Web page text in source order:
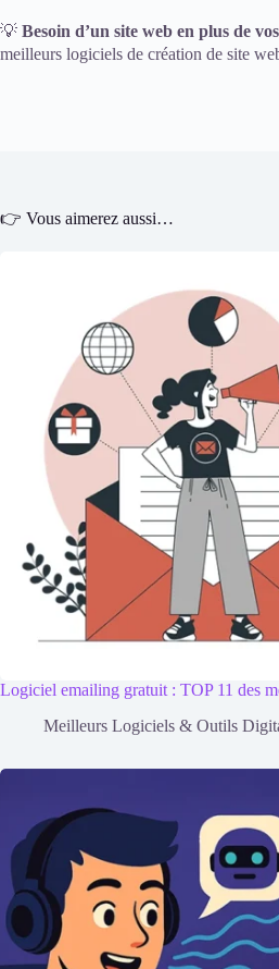
💡 Besoin d’un site web en plus de
meilleurs logiciels de création de site
👉 Vous aimerez aussi…
Logiciel emailing gratuit : TOP 11 des
Meilleurs Logiciels & Outils